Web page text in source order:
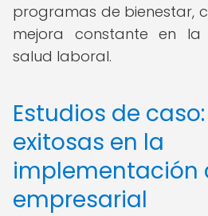
programas de bienestar,
mejora constante en
salud laboral.
Estudios de
exitosas en la
implementación
empresarial